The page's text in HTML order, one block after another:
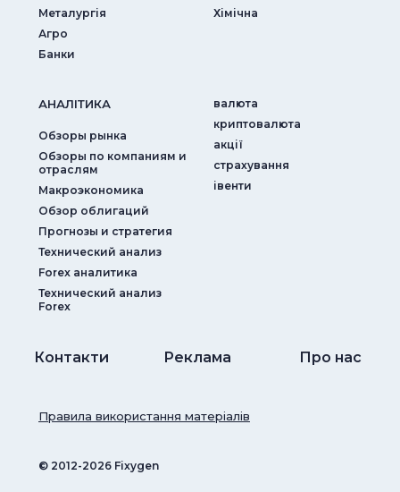
Металургія
Агро
Банки
Хімічна
АНАЛIТИКА
Обзоры рынка
Обзоры по компаниям и
отраслям
Макроэкономика
Обзор облигаций
Прогнозы и стратегия
Технический анализ
Forex аналитика
Технический анализ
Forex
валюта
криптовалюта
акції
страхування
iвенти
Контакти Реклама Про нас
© ‎2012-2026 Fixygen
Правила використання матеріалів